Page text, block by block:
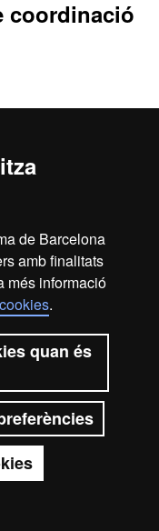
de Barcelona
amb finalitats
més informació
.
quan és
Tens dubtes?
coordinació
Sobre el web
de